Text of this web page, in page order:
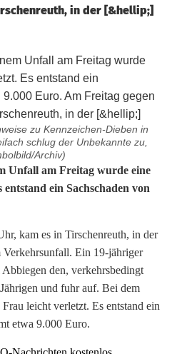
in der [&hellip;]
zu Kennzeichen-Dieben in
schlug der Unbekannte zu,
Archiv)
Unfall am Freitag wurde eine
ein Sachschaden von
kam es in Tirschenreuth, in der
Verkehrsunfall. Ein 19-jähriger
den, verkehrsbedingt
und fuhr auf. Bei dem
leicht verletzt. Es entstand ein
etwa 9.000 Euro.